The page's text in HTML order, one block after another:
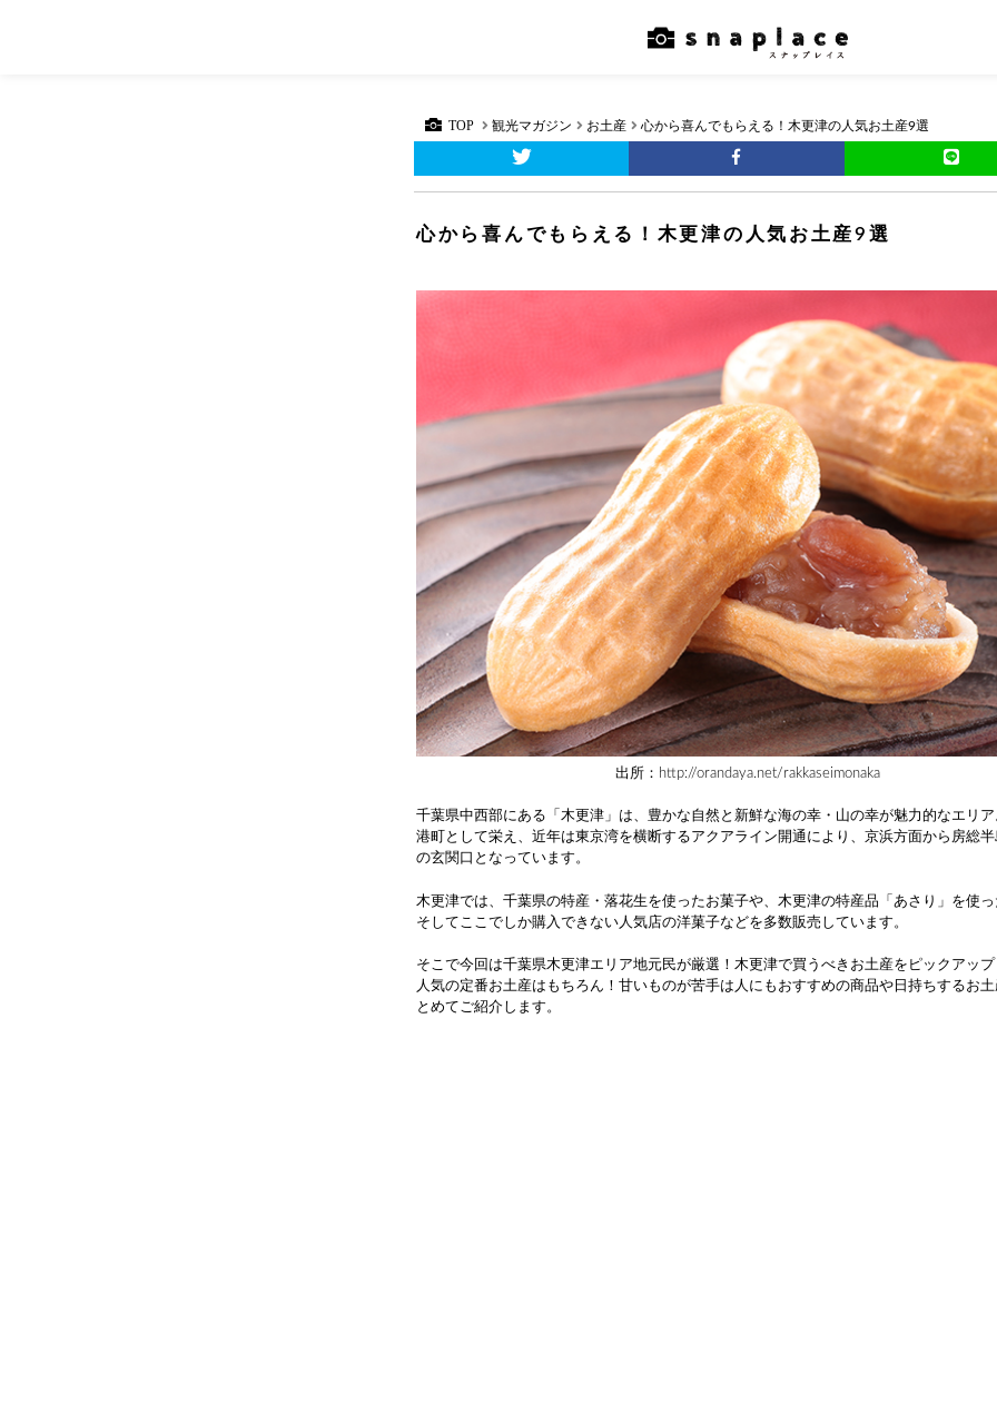
TOP 観光マガジン お土産 心から喜んでもらえる！木更津の人気お土産9選
心から喜んでもらえる！木更津の人気お土産9選
出所：http://orandaya.net/rakkaseimonaka
千葉県中西部にある「木更津」は、豊かな自然と新鮮な海の幸・山の幸が魅力的なエリ
港町として栄え、近年は東京湾を横断するアクアライン開通により、京浜方面から房総
の玄関口となっています。
木更津では、千葉県の特産・落花生を使ったお菓子や、木更津の特産品「あさり」を使
そしてここでしか購入できない人気店の洋菓子などを多数販売しています。
そこで今回は千葉県木更津エリア地元民が厳選！木更津で買うべきお土産をピックアッ
人気の定番お土産はもちろん！甘いものが苦手は人にもおすすめの商品や日持ちするお
とめてご紹介します。